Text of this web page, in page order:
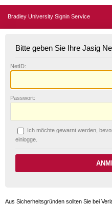
Bradley University Signin Service
Bitte geben Sie Ihre Jasig
NetID:
Passwort:
Ich möchte gewarnt werden,
einlogge.
Aus Sicherheitsgründen sollten Sie bei